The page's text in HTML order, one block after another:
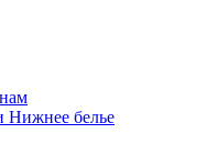
Нижнее белье